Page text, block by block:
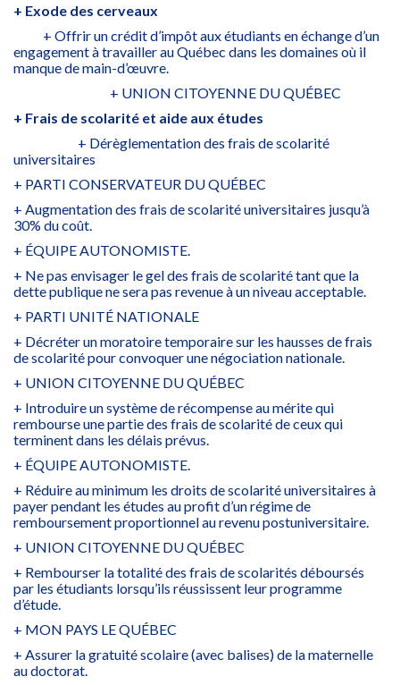
+ Exode des cerveaux
+ Offrir un crédit d’impôt aux étudiants en échange d’un
engagement à travailler au Québec dans les domaines où il
manque de main-d’œuvre.
+ UNION CITOYENNE DU QUÉBEC
+ Frais de scolarité et aide aux études
+ Dérèglementation des frais de scolarité
universitaires
+ PARTI CONSERVATEUR DU QUÉBEC
+ Augmentation des frais de scolarité universitaires jusqu’à
30% du coût.
+ ÉQUIPE AUTONOMISTE.
+ Ne pas envisager le gel des frais de scolarité tant que la
dette publique ne sera pas revenue à un niveau acceptable.
+ PARTI UNITÉ NATIONALE
+ Décréter un moratoire temporaire sur les hausses de frais
de scolarité pour convoquer une négociation nationale.
+ UNION CITOYENNE DU QUÉBEC
+ Introduire un système de récompense au mérite qui
rembourse une partie des frais de scolarité de ceux qui
terminent dans les délais prévus.
+ ÉQUIPE AUTONOMISTE.
+ Réduire au minimum les droits de scolarité universitaires à
payer pendant les études au profit d’un régime de
remboursement proportionnel au revenu postuniversitaire.
+ UNION CITOYENNE DU QUÉBEC
+ Rembourser la totalité des frais de scolarités déboursés
par les étudiants lorsqu’ils réussissent leur programme
d’étude.
+ MON PAYS LE QUÉBEC
+ Assurer la gratuité scolaire (avec balises) de la maternelle
au doctorat.